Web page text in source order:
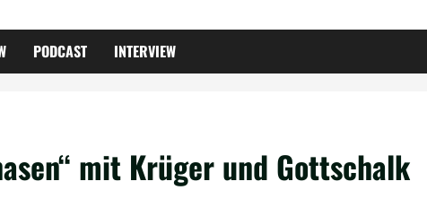
PODCAST INTERVIEW
mit Krüger und Gottschalk